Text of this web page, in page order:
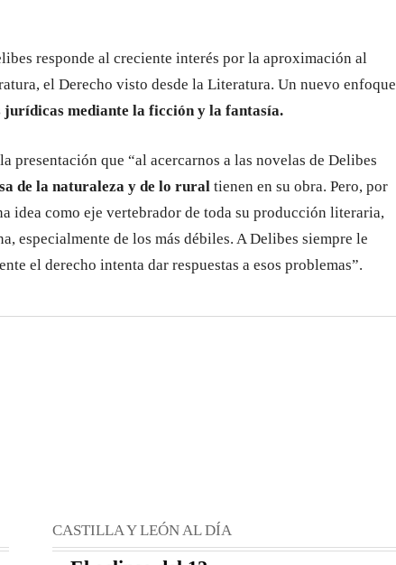
responde al creciente interés por la aproximación al
el Derecho visto desde la Literatura. Un nuevo enfoque
jurídicas mediante la ficción y la fantasía.
presentación que “al acercarnos a las novelas de Delibes
de la naturaleza y de lo rural tienen en su obra. Pero, por
idea como eje vertebrador de toda su producción literaria,
especialmente de los más débiles. A Delibes siempre le
el derecho intenta dar respuestas a esos problemas”.
CASTILLA Y LEÓN AL DÍA